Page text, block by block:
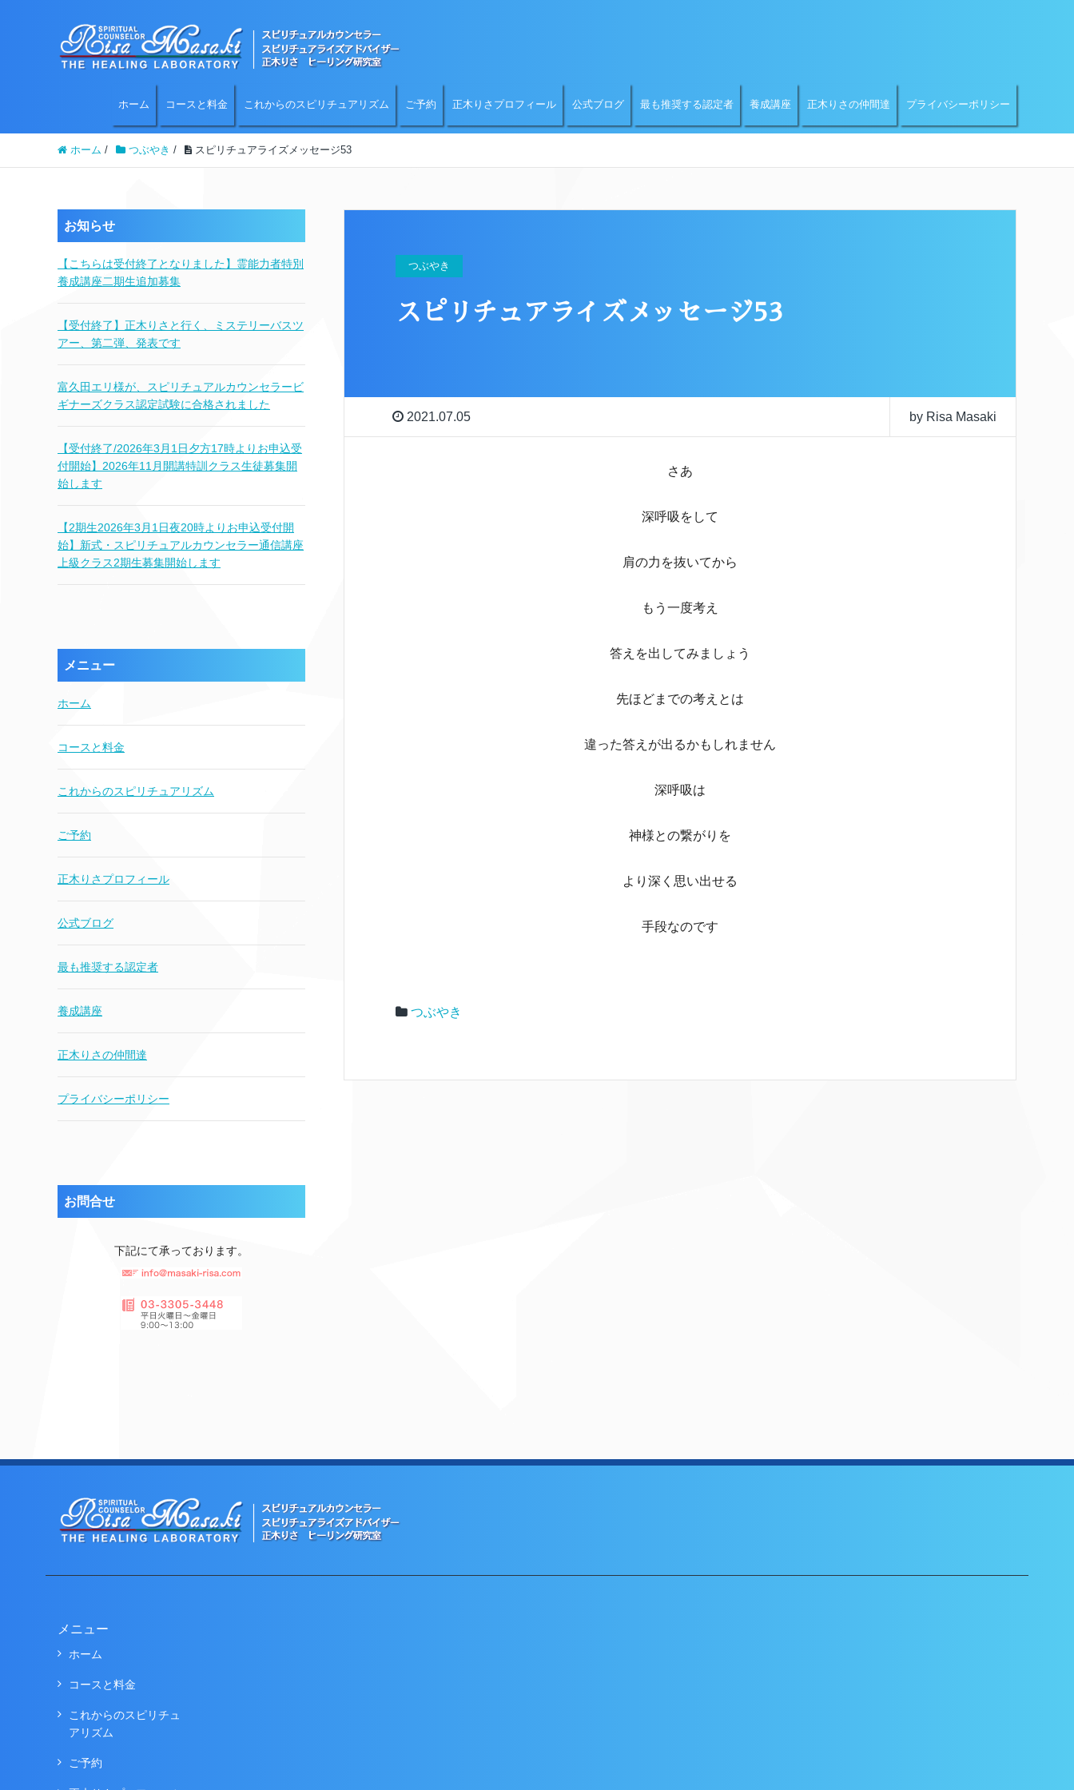
ホーム コースと料金 これからのスピリチュアリズム ご予約 正木りさプロフィール 公式ブログ 最も推奨する認定者 養成講座 正木りさの仲間達 プライバシーポリシー
ホーム / つぶやき / スピリチュアライズメッセージ53
つぶやき
スピリチュアライズメッセージ53
2021.07.05 by Risa Masaki
さあ
深呼吸をして
肩の力を抜いてから
もう一度考え
答えを出してみましょう
先ほどまでの考えとは
違った答えが出るかもしれません
深呼吸は
神様との繋がりを
より深く思い出せる
手段なのです
つぶやき
お知らせ
【こちらは受付終了となりました】霊能力者特別
養成講座二期生追加募集
【受付終了】正木りさと行く、ミステリーバスツ
アー、第二弾、発表です
富久田エリ様が、スピリチュアルカウンセラービ
ギナーズクラス認定試験に合格されました
【受付終了/2026年3月1日夕方17時よりお申込受
付開始】2026年11月開講特訓クラス生徒募集開
始します
【2期生2026年3月1日夜20時よりお申込受付開
始】新式・スピリチュアルカウンセラー通信講座
上級クラス2期生募集開始します
メニュー
ホーム
コースと料金
これからのスピリチュアリズム
ご予約
正木りさプロフィール
公式ブログ
最も推奨する認定者
養成講座
正木りさの仲間達
プライバシーポリシー
お問合せ
下記にて承っております。
メニュー
ホーム
コースと料金
これからのスピリチュ
アリズム
ご予約